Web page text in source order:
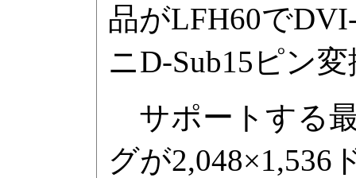
品がLFH60で
ニD-Sub15ピン
サポートする
グが2,048×1,536